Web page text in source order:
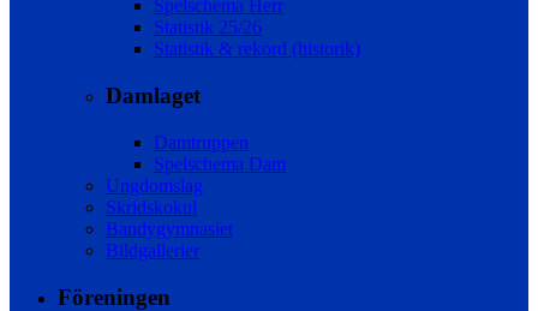
Spelschema Herr
Statistik 25/26
Statistik & rekord (historik)
Damlaget
Damtruppen
Spelschema Dam
Ungdomslag
Skridskokul
Bandygymnasiet
Bildgallerier
Föreningen